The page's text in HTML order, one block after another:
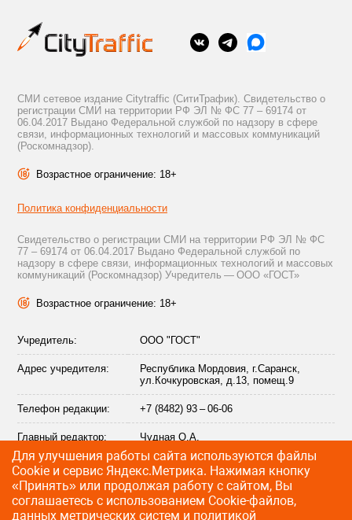
СМИ сетевое издание Citytraffic (СитиТрафик). Свидетельство о
регистрации СМИ на территории РФ ЭЛ № ФС 77 – 69174 от
06.04.2017 Выдано Федеральной службой по надзору в сфере
связи, информационных технологий и массовых коммуникаций
(Роскомнадзор).
Возрастное ограничение: 18+
Политика конфиденциальности
Свидетельство о регистрации СМИ на территории РФ ЭЛ № ФС
77 – 69174 от 06.04.2017 Выдано Федеральной службой по
надзору в сфере связи, информационных технологий и массовых
коммуникаций (Роскомнадзор) Учредитель — ООО «ГОСТ»
Возрастное ограничение: 18+
Учредитель: ООО "ГОСТ"
Адрес учредителя:
Республика Мордовия, г.Саранск,
ул.Кочкуровская, д.13, помещ.9
Телефон редакции: +7 (8482) 93 – 06-06
Главный редактор: Чудная О.А.
Адрес электронной
почты редакции:
info@citytraffic.ru
Для улучшения работы сайта используются файлы
Сookie и сервис Яндекс.Метрика. Нажимая кнопку
«Принять» или продолжая работу с сайтом, Вы
соглашаетесь с использованием Cookie-файлов,
данных метрических систем и политикой